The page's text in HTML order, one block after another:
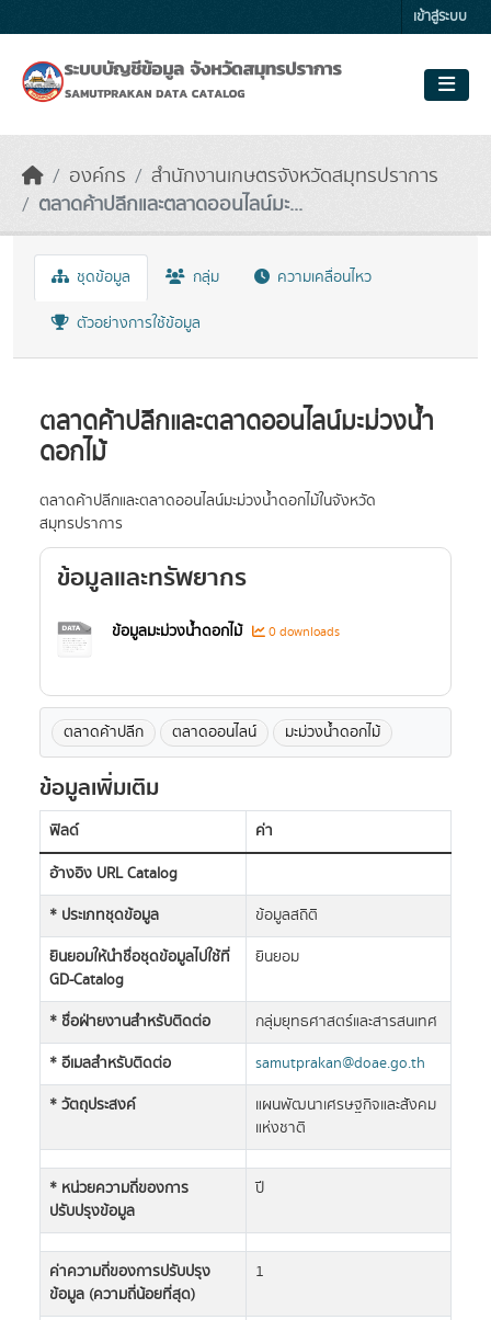
เข้าสู่ระบบ
องค์กร
สำนักงานเกษตรจังหวัดสมุทรปราการ
ตลาดค้าปลีกและตลาดออนไลน์มะ...
ชุดข้อมูล กลุ่ม ความเคลื่อนไหว
ตัวอย่างการใช้ข้อมูล
ตลาดค้าปลีกและตลาดออนไลน์มะม่วงน้ำ
ดอกไม้
ตลาดค้าปลีกและตลาดออนไลน์มะม่วงน้ำดอกไม้ในจังหวัด
สมุทรปราการ
ข้อมูลและทรัพยากร
ข้อมูลมะม่วงน้ำดอกไม้ 0 downloads
ตลาดค้าปลีก ตลาดออนไลน์ มะม่วงน้ำดอกไม้
ข้อมูลเพิ่มเติม
ฟิลด์
ค่า
อ้างอิง URL Catalog
* ประเภทชุดข้อมูล
ข้อมูลสถิติ
ยินยอมให้นำชื่อชุดข้อมูลไปใช้ที่
GD-Catalog
ยินยอม
* ชื่อฝ่ายงานสำหรับติดต่อ
กลุ่มยุทธศาสตร์และสารสนเทศ
* อีเมลสำหรับติดต่อ
samutprakan@doae.go.th
* วัตถุประสงค์
แผนพัฒนาเศรษฐกิจและสังคม
แห่งชาติ
* หน่วยความถี่ของการ
ปรับปรุงข้อมูล
ปี
ค่าความถี่ของการปรับปรุง
ข้อมูล (ความถี่น้อยที่สุด)
1